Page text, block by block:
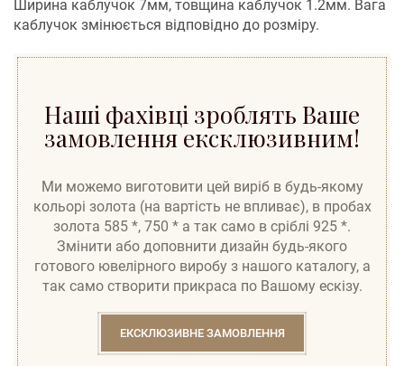
Ширина каблучок 7мм, товщина каблучок 1.2мм. Вага
каблучок змінюється відповідно до розміру.
Наші фахівці зроблять Ваше
замовлення ексклюзивним!
Ми можемо виготовити цей виріб в будь-якому
кольорі золота (на вартість не впливає), в пробах
золота 585 *, 750 * а так само в сріблі 925 *.
Змінити або доповнити дизайн будь-якого
готового ювелірного виробу з нашого каталогу, а
так само створити прикраса по Вашому ескізу.
ЕКСКЛЮЗИВНЕ ЗАМОВЛЕННЯ